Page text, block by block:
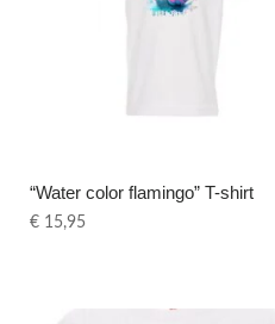
“Water color flamingo” T-shirt
€ 15,95